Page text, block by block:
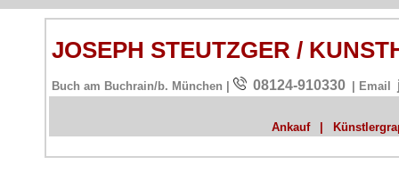
JOSEPH STEUTZGER /
Buch am Buchrain/b. München | 08124-910330 | Email
Ankauf